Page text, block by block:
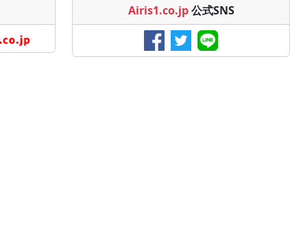
Airis1.co.jp 公式SNS